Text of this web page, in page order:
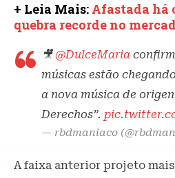
+ Leia Mais: Afastada há
quebra recorde no
🎥@DulceMaria
músicas estão
a nova música de
Derechos”.
— rbdmaniaco
A faixa anterior projeto